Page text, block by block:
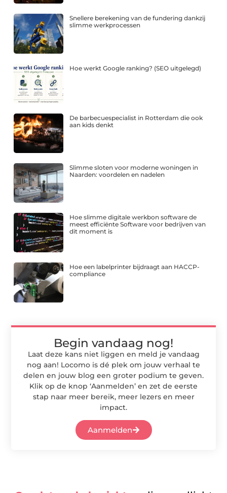
Snellere berekening van de fundering dankzij
slimme werkprocessen
Hoe werkt Google ranking? (SEO uitgelegd)
De barbecuespecialist in Rotterdam die ook
aan kids denkt
Slimme sloten voor moderne woningen in
Naarden: voordelen en nadelen
Hoe slimme digitale werkbon software de
meest efficiënte Software voor bedrijven van
dit moment is
Hoe een labelprinter bijdraagt aan HACCP-
compliance
Begin vandaag nog!
Laat deze kans niet liggen en meld je vandaag
nog aan! Locomo is dé plek om jouw verhaal te
delen en jouw blog een groter podium te geven.
Klik op de knop ‘Aanmelden’ en zet de eerste
stap naar meer bereik, meer lezers en meer
impact.
Aanmelden